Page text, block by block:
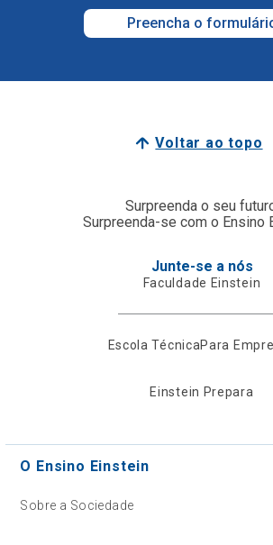
Preencha o
Voltar ao topo
Surpreenda o seu
Surpreenda-se com o Ensino
Junte-se a nós
Faculdade Einstein
Escola TécnicaPara
Einstein Prepara
O Ensino Einstein
Sobre a Sociedade